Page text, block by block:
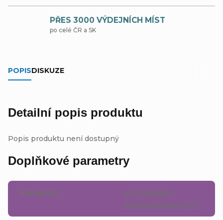
PŘES 3000 VÝDEJNÍCH MÍST
po celé ČR a SK
POPISDISKUZE
Detailní popis produktu
Popis produktu není dostupný
Doplňkové parametry
Kategorie:
Hry GameBoy
Advance/Advance SP